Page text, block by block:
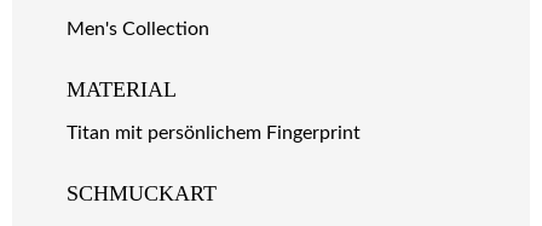
Men's Collection
MATERIAL
Titan mit persönlichem Fingerprint
SCHMUCKART